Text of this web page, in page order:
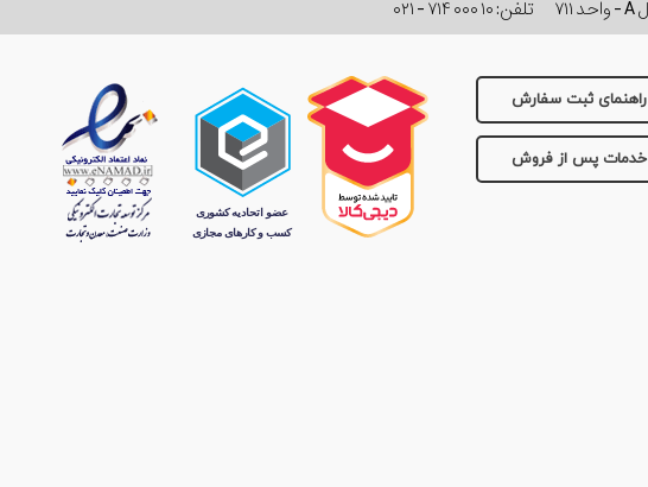
تلفن:۰۲۱ - ۷۱۴ ۰۰۰ ۱۰
راهنمای ثبت سفارش
خدمات پس از فروش